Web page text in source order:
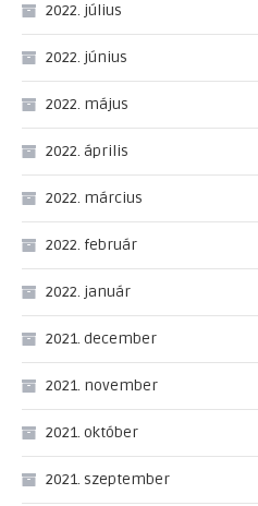
2022. július
2022. június
2022. május
2022. április
2022. március
2022. február
2022. január
2021. december
2021. november
2021. október
2021. szeptember